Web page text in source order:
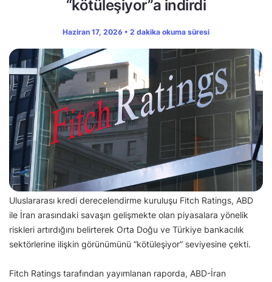
“kötüleşiyor”a indirdi
Haziran 17, 2026 • 2 dakika okuma süresi
Uluslararası kredi derecelendirme kuruluşu Fitch Ratings, ABD
ile İran arasındaki savaşın gelişmekte olan piyasalara yönelik
riskleri artırdığını belirterek Orta Doğu ve Türkiye bankacılık
sektörlerine ilişkin görünümünü “kötüleşiyor” seviyesine çekti.
Fitch Ratings tarafından yayımlanan raporda, ABD-İran